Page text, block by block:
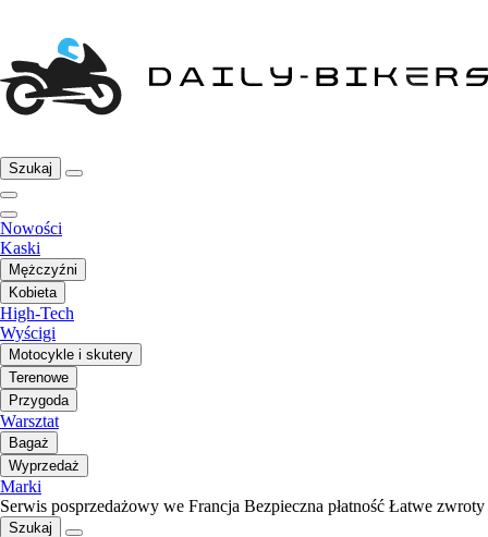
Szukaj
Nowości
Kaski
Mężczyźni
Kobieta
High-Tech
Wyścigi
Motocykle i skutery
Terenowe
Przygoda
Warsztat
Bagaż
Wyprzedaż
Marki
Serwis posprzedażowy we Francja Bezpieczna płatność Łatwe zwroty
Szukaj